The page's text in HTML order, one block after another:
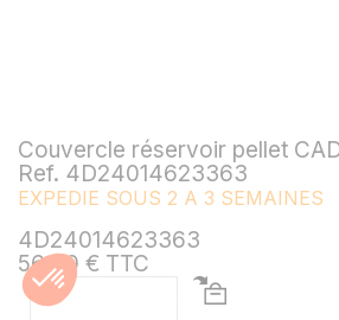
Couvercle réservoir pellet
Ref. 4D24014623363
EXPEDIE SOUS 2 A 3 SEMAINES
4D24014623363
56,40 € TTC